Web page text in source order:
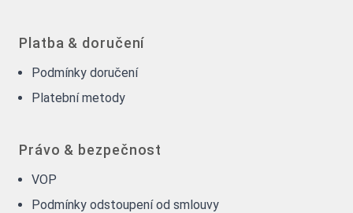
Platba & doručení
Podmínky doručení
Platební metody
Právo & bezpečnost
VOP
Podmínky odstoupení od smlouvy